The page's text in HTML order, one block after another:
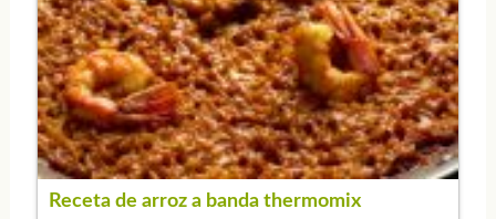
Receta de arroz a banda thermomix